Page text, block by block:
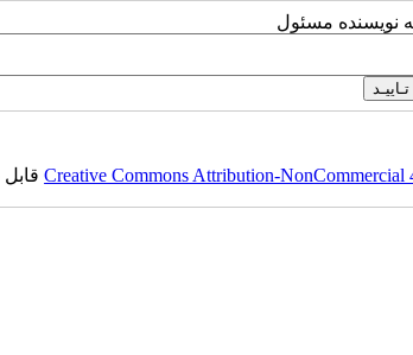
نویسنده مسئول
Creative Commons Attribution-NonCommercialقابل